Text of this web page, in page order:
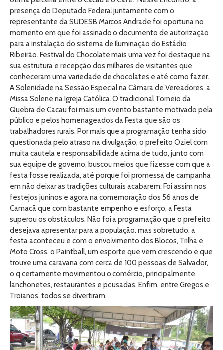
presença do Deputado Federal juntamente com o
representante da SUDESB Marcos Andrade foi oportuna no
momento em que foi assinado o documento de autorização
para a instalação do sistema de Iluminação do Estádio
Ribeirão. Festival do Chocolate mais uma vez foi destaque na
sua estrutura e recepção dos milhares de visitantes que
conheceram uma variedade de chocolates e até como fazer.
A Solenidade na Sessão Especial na Câmara de Vereadores, a
Missa Solene na Igreja Católica. O tradicional Torneio da
Quebra de Cacau foi mais um evento bastante motivado pela
público e pelos homenageados da Festa que são os
trabalhadores rurais. Por mais que a programação tenha sido
questionada pelo atraso na divulgação, o prefeito Oziel com
muita cautela e responsabilidade acima de tudo, junto com
sua equipe de governo, buscou meios que fizesse com que a
festa fosse realizada, até porque foi promessa de campanha
em não deixar as tradições culturais acabarem. Foi assim nos
festejos juninos e agora na comemoração dos 56 anos de
Camacã que com bastante empenho e esforço, a Festa
superou os obstáculos. Não foi a programação que o prefeito
desejava apresentar para a população, mas sobretudo, a
festa aconteceu e com o envolvimento dos Blocos, Trilha e
Moto Cross, o Paintball, um esporte que vem crescendo e que
trouxe uma caravana com cerca de 100 pessoas de Salvador,
o q certamente movimentou o comércio, principalmente
lanchonetes, restaurantes e pousadas. Enfim, entre Gregos e
Troianos, todos se divertiram.